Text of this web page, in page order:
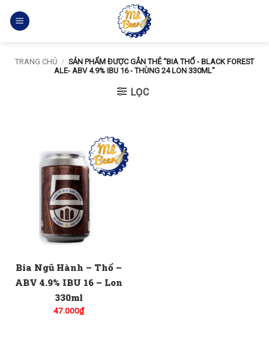
qua
TRANG CHỦ / SẢN PHẨM ĐƯỢC GẮN THẺ “BIA THỔ - BLACK FOREST
ALE- ABV 4.9% IBU 16 - THÙNG 24 LON 330ML”
LỌC
Bia Ngũ Hành – Thổ –
ABV 4.9% IBU 16 – Lon
330ml
47.000₫